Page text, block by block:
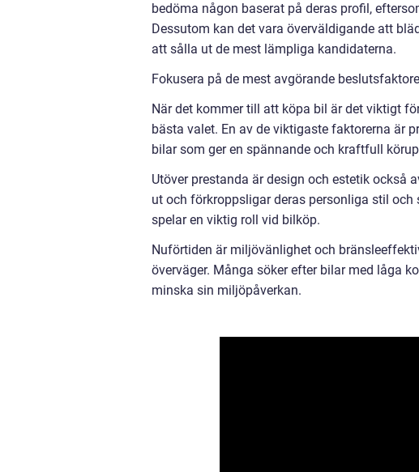
bedöma någon baserat på deras profil,
Dessutom kan det vara överväldigande att
att sålla ut de mest lämpliga kandidaterna.
Fokusera på de mest avgörande
När det kommer till att köpa bil är det viktigt
bästa valet. En av de viktigaste faktorerna är
bilar som ger en spännande och kraftfull
Utöver prestanda är design och estetik också
ut och förkroppsligar deras personliga stil
spelar en viktig roll vid bilköp.
Nuförtiden är miljövänlighet och
överväger. Många söker efter bilar med låga
minska sin miljöpåverkan.